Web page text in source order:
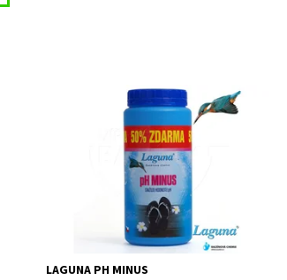
Přípravek snižuje hodnotu pH bazénové
vody. Výhodné balení
Skladem 5 ks
4131
STACHEMA CZ s.r.o
2 roky
LAGUNA PH MINUS